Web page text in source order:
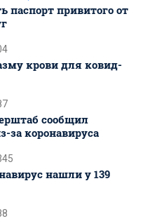
паспорт привитого от
крови для ковид-
сообщил
за коронавируса
нашли у 139